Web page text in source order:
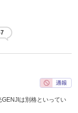
は別格といってい